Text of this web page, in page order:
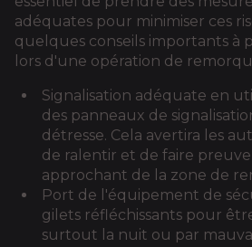
adéquates pour minimiser ces
quelques conseils importants à
lors d'une opération de
Signalisation adéquate en
des panneaux de
détresse. Cela avertira les
de ralentir et de faire
approchant de la zone de
Port de l'équipement de
gilets réfléchissants pour
surtout la nuit ou par